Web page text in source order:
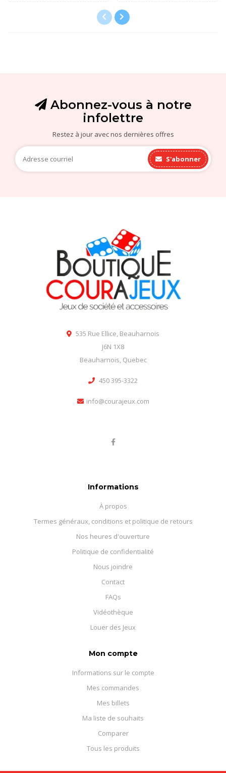
Abonnez-vous à notre
infolettre
Restez à jour avec nos dernières offres
S'abonner
535 Rue Ellice, Beauharnois
J6N 1X8
Beauharnois, Quebec
450 395-3322
info@courajeux.com
Informations
À propos
Termes généraux, conditions et politique de retours
Nos heures d'ouverture
Politique de confidentialité
Nous joindre
Contact
FAQs
Vidéothèque
Louer des Jeux
Mon compte
Informations sur le compte
Mes commandes
Mes billets
Ma liste de souhaits
Comparer
Tous les produits